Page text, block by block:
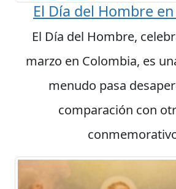
El Día del Hombre
El Día del Hombre,
marzo en Colombia, es
menudo pasa
comparación con